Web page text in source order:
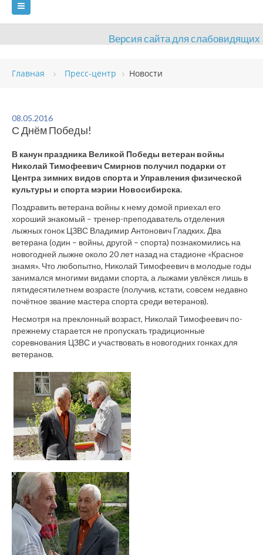
Версия сайта для слабовидящих
ГЛАВНАЯ
ВИДЫ СПОРТА
ОЦЕНКА КАЧЕСТВА ОБРАЗОВАНИЯ ВАКАНСИИ
ПЛАТНЫЕ УСЛУГИ КОНТАКТЫ
Главная Пресс-центр Новости
08.05.2016
С Днём Победы!
В канун праздника Великой Победы ветеран войны
Николай Тимофеевич Смирнов получил подарки от
Центра зимних видов спорта и Управления физической
культуры и спорта мэрии Новосибирска.
Поздравить ветерана войны к нему домой приехал его
хороший знакомый – тренер-преподаватель отделения
лыжных гонок ЦЗВС Владимир Антонович Гладких. Два
ветерана (один – войны, другой – спорта) познакомились на
новогодней лыжне около 20 лет назад на стадионе «Красное
знамя». Что любопытно, Николай Тимофеевич в молодые годы
занимался многими видами спорта, а лыжами увлёкся лишь в
пятидесятилетнем возрасте (получив, кстати, совсем недавно
почётное звание мастера спорта среди ветеранов).
Несмотря на преклонный возраст, Николай Тимофеевич по-
прежнему старается не пропускать традиционные
соревнования ЦЗВС и участвовать в новогодних гонках для
ветеранов.